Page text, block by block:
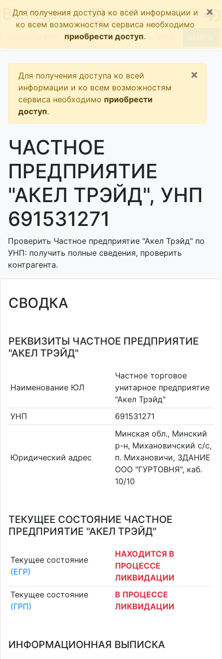
BizInspect
Для получения доступа ко всей информации и
ко всем возможностям сервиса необходимо
приобрести доступ.
×
Для получения доступа ко всей
информации и ко всем возможностям
сервиса необходимо приобрести
доступ.
×
ЧАСТНОЕ
ПРЕДПРИЯТИЕ
"АКЕЛ ТРЭЙД", УНП
691531271
Проверить Частное предприятие "Акел Трэйд" по
УНП: получить полные сведения, проверить
контрагента.
СВОДКА
РЕКВИЗИТЫ ЧАСТНОЕ ПРЕДПРИЯТИЕ
"АКЕЛ ТРЭЙД"
Наименование ЮЛ
Частное торговое
унитарное предприятие
"Акел Трэйд"
УНП
691531271
Юридический адрес
Минская обл., Минский
р-н, Михановичский с/с,
п. Михановичи, ЗДАНИЕ
ООО "ГУРТОВНЯ", каб.
10/10
ТЕКУЩЕЕ СОСТОЯНИЕ ЧАСТНОЕ
ПРЕДПРИЯТИЕ "АКЕЛ ТРЭЙД"
Текущее состояние
(ЕГР)
НАХОДИТСЯ В
ПРОЦЕССЕ
ЛИКВИДАЦИИ
Текущее состояние
(ГРП)
В ПРОЦЕССЕ
ЛИКВИДАЦИИ
ИНФОРМАЦИОННАЯ ВЫПИСКА